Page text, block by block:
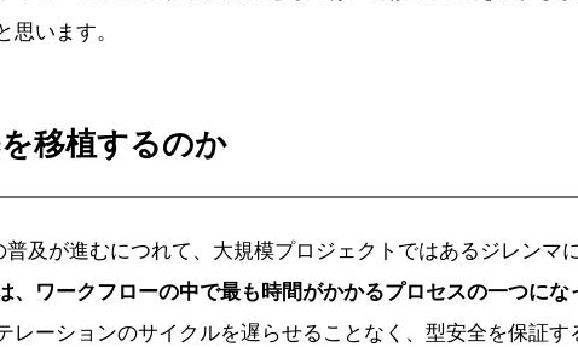
思います。
移植するのか
普及が進むにつれて、大規模プロジェクトではあるジレンマ
、ワークフローの中で最も時間がかかるプロセスの一つにな
レーションのサイクルを遅らせることなく、型安全を保証す